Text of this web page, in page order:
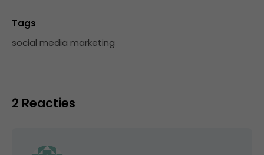
Tags
social media marketing
2 Reacties